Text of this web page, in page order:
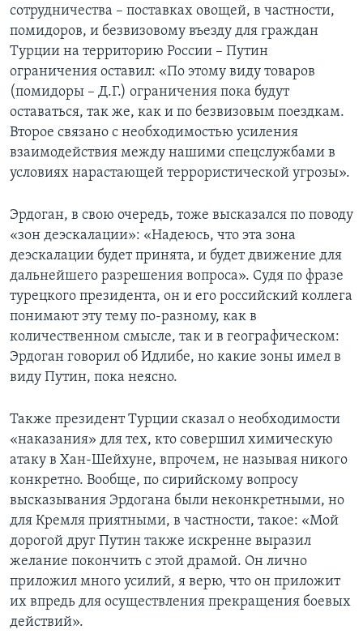
сотрудничества – поставках овощей, в частности,
помидоров, и безвизовому въезду для граждан
Турции на территорию России – Путин
ограничения оставил: «По этому виду товаров
(помидоры – Д.Г.) ограничения пока будут
оставаться, так же, как и по безвизовым поездкам.
Второе связано с необходимостью усиления
взаимодействия между нашими спецслужбами в
условиях нарастающей террористической угрозы».
Эрдоган, в свою очередь, тоже высказался по поводу
«зон деэскалации»: «Надеюсь, что эта зона
деэскалации будет принята, и будет движение для
дальнейшего разрешения вопроса». Судя по фразе
турецкого президента, он и его российский коллега
понимают эту тему по-разному, как в
количественном смысле, так и в географическом:
Эрдоган говорил об Идлибе, но какие зоны имел в
виду Путин, пока неясно.
Также президент Турции сказал о необходимости
«наказания» для тех, кто совершил химическую
атаку в Хан-Шейхуне, впрочем, не называя никого
конкретно. Вообще, по сирийскому вопросу
высказывания Эрдогана были неконкретными, но
для Кремля приятными, в частности, такое: «Мой
дорогой друг Путин также искренне выразил
желание покончить с этой драмой. Он лично
приложил много усилий, я верю, что он приложит
их впредь для осуществления прекращения боевых
действий».